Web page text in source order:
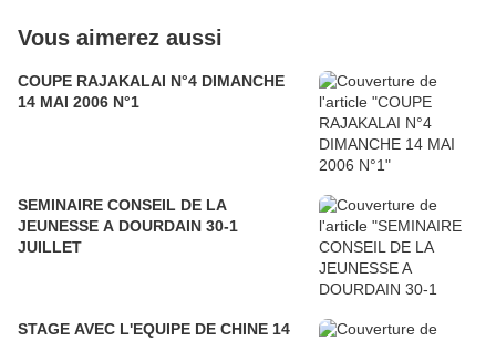
Vous aimerez aussi
COUPE RAJAKALAI N°4 DIMANCHE
14 MAI 2006 N°1
SEMINAIRE CONSEIL DE LA
JEUNESSE A DOURDAIN 30-1
JUILLET
STAGE AVEC L'EQUIPE DE CHINE 14